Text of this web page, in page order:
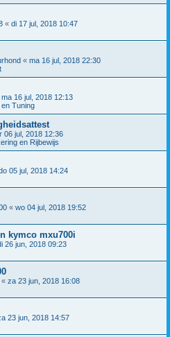
« di 17 jul, 2018 10:47
« ma 16 jul, 2018 22:30
ma 16 jul, 2018 12:13
Tuning
06 jul, 2018 12:36
en Rijbewijs
05 jul, 2018 14:24
« wo 04 jul, 2018 19:52
kymco mxu700i
26 jun, 2018 09:23
« za 23 jun, 2018 16:08
23 jun, 2018 14:57